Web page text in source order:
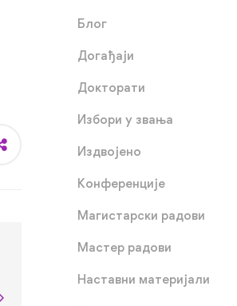
Блог
Догађаји
Докторати
Избори у звања
Издвојено
Конференције
Магистарски радови
Мастер радови
Наставни материјали